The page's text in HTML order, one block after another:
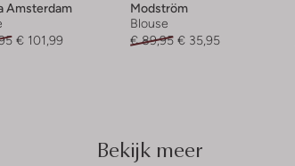
Amsterdam
€ 101,99
Modström
Blouse
€ 89,95 € 35,95
Bekijk meer